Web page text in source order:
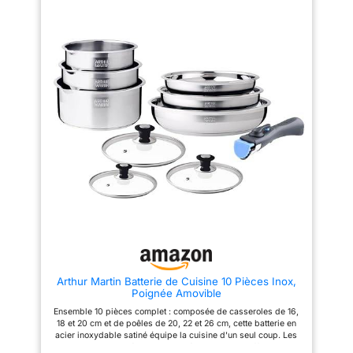
vaisselle produit 2:
Découvrez aussi la
gamme complète sur le
Kamberg Store Amazon
(en cliquant sur le nom
de la marque au dessous
du titre produit)
électriques et vitrocéramique.
Compatible au four
(180°maximum), compatible
lave-vaisselle, compatible
réfrigérateur. Grâce à sa
poignée SITRAMOVIBLE en
plastique thermo résistant
clipsable et déclipsable à
l'envie, gagnez de la place,
gagnez de la praticité, gagnez
de l'agilité en cuisine. Devenu
incontournable de l'équipement
des foyers français SITRAM a
marqué plusieurs générations
permettant de surveiller la
cuisson
Arthur Martin Batterie de Cuisine 10 Pièces Inox,
Poignée Amovible
Ensemble 10 pièces complet : composée de casseroles de 16,
18 et 20 cm et de poêles de 20, 22 et 26 cm, cette batterie en
acier inoxydable satiné équipe la cuisine d'un seul coup. Les